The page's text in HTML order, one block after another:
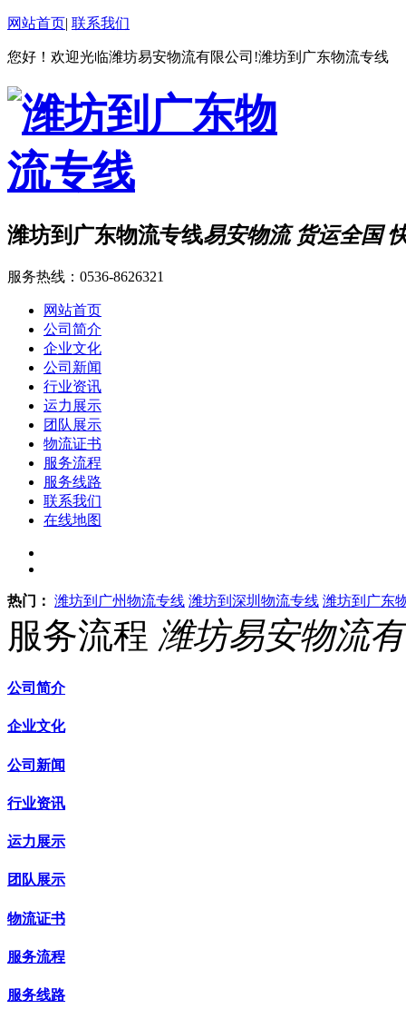
网站首页| 联系我们
您好！欢迎光临潍坊易安物流有限公司!潍坊到广东物流专线
潍坊到广东物流专线易安物流 货运全国
服务热线： 0536-8626321
网站首页
公司简介
企业文化
公司新闻
行业资讯
运力展示
团队展示
物流证书
服务流程
服务线路
联系我们
在线地图
热门： 潍坊到广州物流专线 潍坊到深圳物流专线 潍坊到广东
服务流程 潍坊易安物流
公司简介
企业文化
公司新闻
行业资讯
运力展示
团队展示
物流证书
服务流程
服务线路